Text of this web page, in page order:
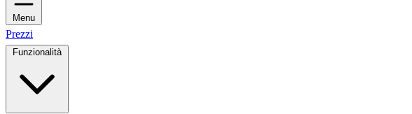
Menu
Prezzi
Funzionalità